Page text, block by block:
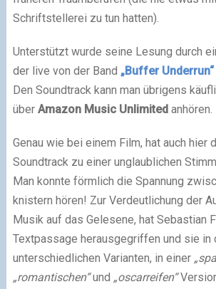
Schriftstellerei zu tun hatten).
Unterstützt wurde seine Lesung durch
der live von der Band „Buffer Underrun“
Den Soundtrack kann man übrigens
über Amazon Music Unlimited anhören.
Genau wie bei einem Film, hat auch hier
Soundtrack zu einer unglaublichen
Man konnte förmlich die Spannung
knistern hören! Zur Verdeutlichung der
Musik auf das Gelesene, hat Sebastian
Textpassage herausgegriffen und sie in
unterschiedlichen Varianten, in einer
„romantischen“und „oscarreifen“